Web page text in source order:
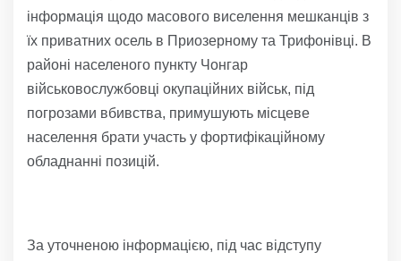
інформація щодо масового виселення мешканців з
їх приватних осель в Приозерному та Трифонівці. В
районі населеного пункту Чонгар
військовослужбовці окупаційних військ, під
погрозами вбивства, примушують місцеве
населення брати участь у фортифікаційному
обладнанні позицій.
За уточненою інформацією, під час відступу